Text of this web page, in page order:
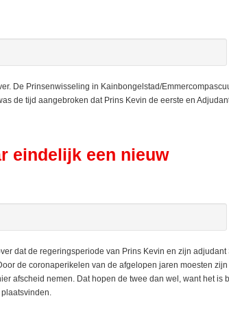
De Prinsenwisseling in Kainbongelstad/
de tijd aangebroken dat Prins Kevin de eerste en
eindelijk een nieuw
dat de regeringsperiode van Prins Kevin en zijn adjudant
de coronaperikelen van de afgelopen jaren moesten zijn
afscheid nemen. Dat hopen de twee dan wel, want het is